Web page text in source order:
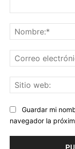
Guardar mi
navegador la